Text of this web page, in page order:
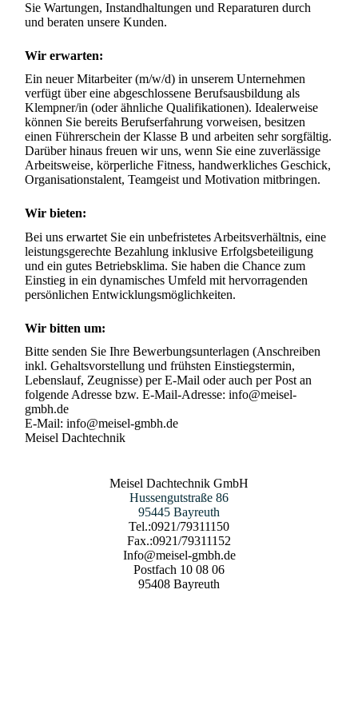
Sie Wartungen, Instandhaltungen und Reparaturen durch
und beraten unsere Kunden.
Wir erwarten:
Ein neuer Mitarbeiter (m/w/d) in unserem Unternehmen
verfügt über eine abgeschlossene Berufsausbildung als
Klempner/in (oder ähnliche Qualifikationen). Idealerweise
können Sie bereits Berufserfahrung vorweisen, besitzen
einen Führerschein der Klasse B und arbeiten sehr sorgfältig.
Darüber hinaus freuen wir uns, wenn Sie eine zuverlässige
Arbeitsweise, körperliche Fitness, handwerkliches Geschick,
Organisationstalent, Teamgeist und Motivation mitbringen.
Wir bieten:
Bei uns erwartet Sie ein unbefristetes Arbeitsverhältnis, eine
leistungsgerechte Bezahlung inklusive Erfolgsbeteiligung
und ein gutes Betriebsklima. Sie haben die Chance zum
Einstieg in ein dynamisches Umfeld mit hervorragenden
persönlichen Entwicklungsmöglichkeiten.
Wir bitten um:
Bitte senden Sie Ihre Bewerbungsunterlagen (Anschreiben
inkl. Gehaltsvorstellung und frühsten Einstiegstermin,
Lebenslauf, Zeugnisse) per E-Mail oder auch per Post an
folgende Adresse bzw. E-Mail-Adresse: info@meisel-
gmbh.de
E-Mail: info@meisel-gmbh.de
Meisel Dachtechnik
Meisel Dachtechnik GmbH
Hussengutstraße 86
95445 Bayreuth
Tel.:0921/79311150
Fax.:0921/79311152
Info@meisel-gmbh.de
Postfach 10 08 06
95408 Bayreuth